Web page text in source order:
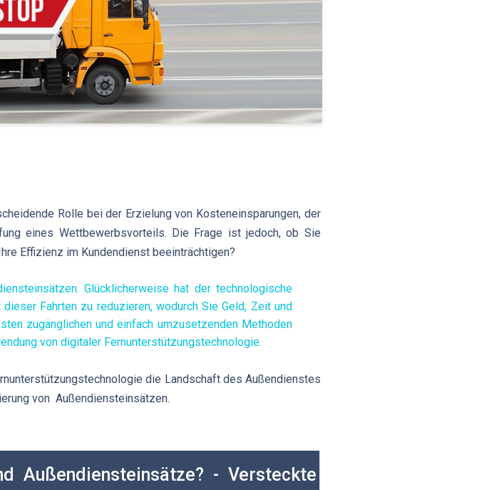
Rolle bei der Erzielung von Kosteneinsparungen, der
eines Wettbewerbsvorteils. Die Frage ist jedoch, ob Sie
Effizienz im Kundendienst beeinträchtigen?
Glücklicherweise hat der technologische
Fahrten zu reduzieren, wodurch Sie Geld, Zeit und
zugänglichen und einfach umzusetzenden Methoden
von digitaler Fernunterstützungstechnologie.
die Landschaft des Außendienstes
von Außendiensteinsätzen.
Außendiensteinsätze? - Versteckte